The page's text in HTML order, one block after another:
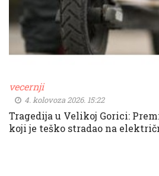
vecernji
4. kolovoza 2026. 15:22
Tragedija u Velikoj Gorici:
koji je teško stradao na